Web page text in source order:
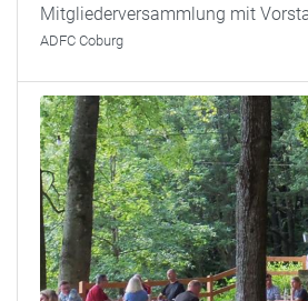
Mitgliederversammlung mit
ADFC Coburg